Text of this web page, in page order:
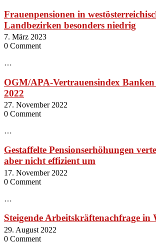
Frauenpensionen in
Landbezirken besonders niedrig
7. März 2023
0 Comment
…
OGM/APA-Vertrauensindex
2022
27. November 2022
0 Comment
…
Gestaffelte Pensionserhöhungen
aber nicht effizient um
17. November 2022
0 Comment
…
Steigende Arbeitskräftenachfrage in
29. August 2022
0 Comment